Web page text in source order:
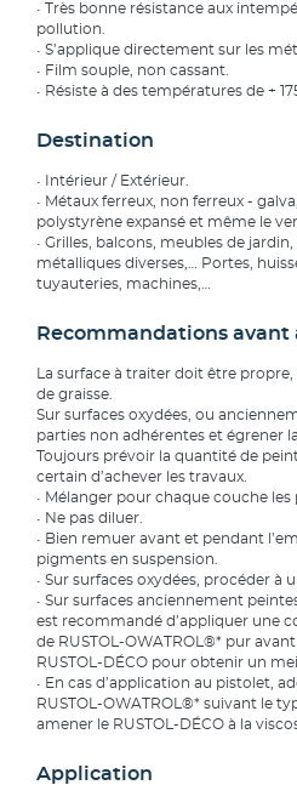
• Très bonne résistance aux
pollution.
• S’applique directement sur les
• Film souple, non cassant.
• Résiste à des températures de +
Destination
• Intérieur / Extérieur.
• Métaux ferreux, non ferreux -
polystyrène expansé et même le
• Grilles, balcons, meubles de
métalliques diverses,… Portes,
tuyauteries, machines,…
Recommandations
La surface à traiter doit être
de graisse.
Sur surfaces oxydées, ou
parties non adhérentes et égrener
Toujours prévoir la quantité de
certain d’achever les travaux.
• Mélanger pour chaque couche les
• Ne pas diluer.
• Bien remuer avant et pendant
pigments en suspension.
• Sur surfaces oxydées, procéder à
• Sur surfaces anciennement
est recommandé d’appliquer une
de RUSTOL-OWATROL®* pur
RUSTOL-DÉCO pour obtenir un
• En cas d’application au pistolet,
RUSTOL-OWATROL®* suivant le
amener le RUSTOL-DÉCO à la
Application